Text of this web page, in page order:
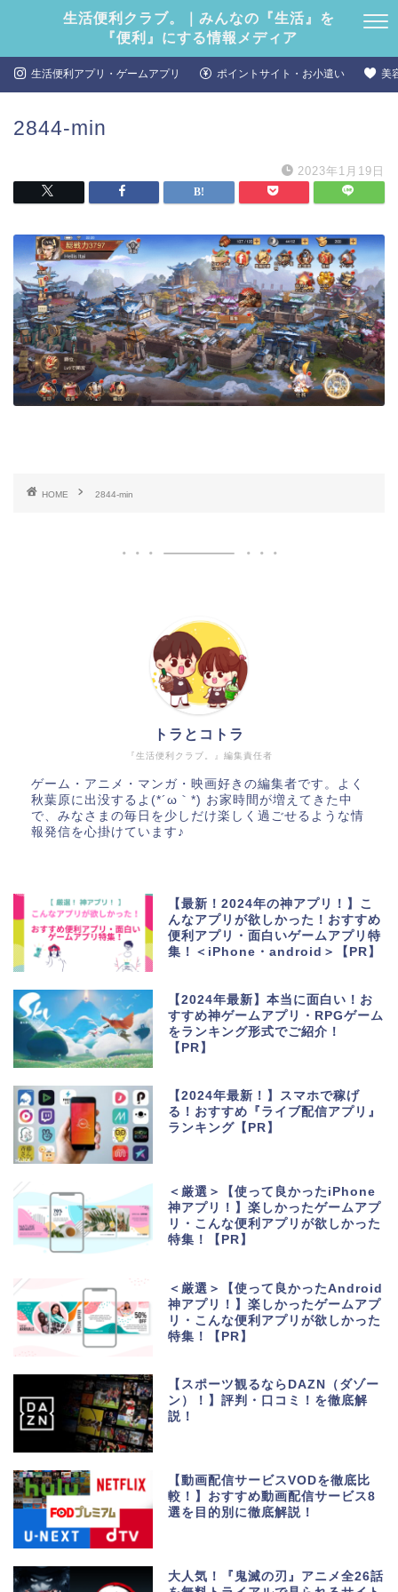
生活便利クラブ。｜みんなの『生活』を
『便利』にする情報メディア
生活便利アプリ・ゲームアプリ ポイントサイト・お小遣い 美
2844-min
2023年1月19日
HOME 2844-min
『生活便利クラブ。』編集責任者
トラとコトラ
ゲーム・アニメ・マンガ・映画好きの編集者です。よく
秋葉原に出没するよ(*´ω｀*) お家時間が増えてきた中
で、みなさまの毎日を少しだけ楽しく過ごせるような情
報発信を心掛けています♪
【最新！2024年の神アプリ！】こ
んなアプリが欲しかった！おすすめ
便利アプリ・面白いゲームアプリ特
集！＜iPhone・android＞【PR】
【2024年最新】本当に面白い！お
すすめ神ゲームアプリ・RPGゲーム
をランキング形式でご紹介！
【PR】
【2024年最新！】スマホで稼げ
る！おすすめ『ライブ配信アプリ』
ランキング【PR】
＜厳選＞【使って良かったiPhone
神アプリ！】楽しかったゲームアプ
リ・こんな便利アプリが欲しかった
特集！【PR】
＜厳選＞【使って良かったAndroid
神アプリ！】楽しかったゲームアプ
リ・こんな便利アプリが欲しかった
特集！【PR】
【スポーツ観るならDAZN（ダゾー
ン）！】評判・口コミ！を徹底解
説！
【動画配信サービスVODを徹底比
較！】おすすめ動画配信サービス8
選を目的別に徹底解説！
大人気！『鬼滅の刃』アニメ全26話
生活便利アプリ・ゲーム
アプリ